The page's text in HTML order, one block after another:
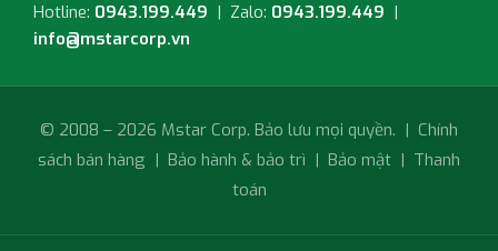
Hotline: 0943.199.449 | Zalo: 0943.199.449 |
info@mstarcorp.vn
© 2008 – 2026 Mstar Corp. Bảo lưu mọi quyền. | Chính
sách bán hàng | Bảo hành & bảo trì | Bảo mật | Thanh
toán